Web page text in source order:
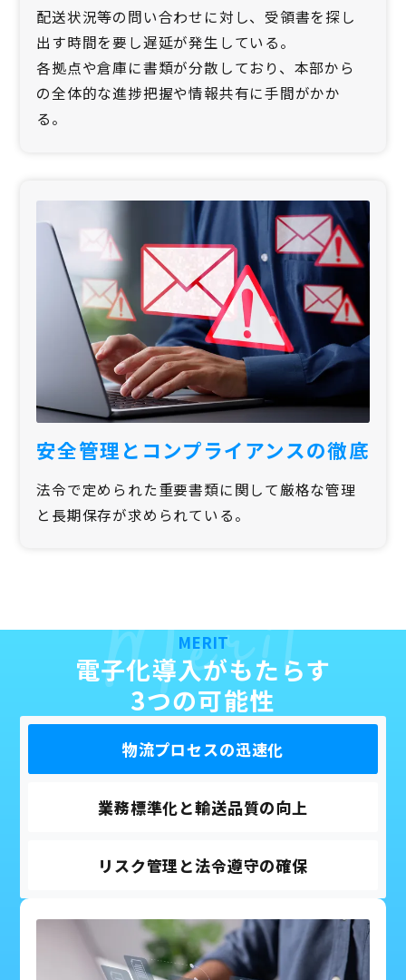
配送状況等の問い合わせに対し、受領書を探し
出す時間を要し遅延が発生している。
各拠点や倉庫に書類が分散しており、本部から
の全体的な進捗把握や情報共有に手間がかか
る。
安全管理とコンプライアンスの徹底
法令で定められた重要書類に関して厳格な管理
と長期保存が求められている。
MERIT
電子化導入がもたらす
3つの可能性
Merit
物流プロセスの迅速化
業務標準化と輸送品質の向上
リスク管理と法令遵守の確保